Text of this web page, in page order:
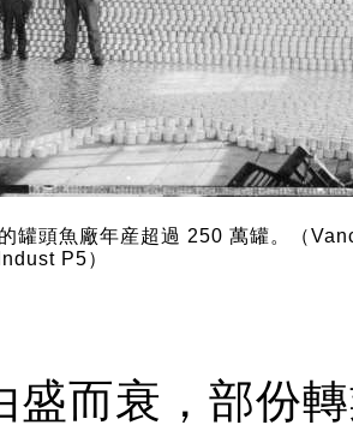
罐頭魚廠年産超過 250 萬罐。（
P5）
盛而衰，部份